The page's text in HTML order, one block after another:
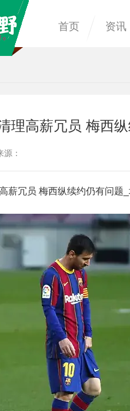
首页 资讯
理高薪冗员 梅西
：
薪冗员 梅西纵续约仍有问题